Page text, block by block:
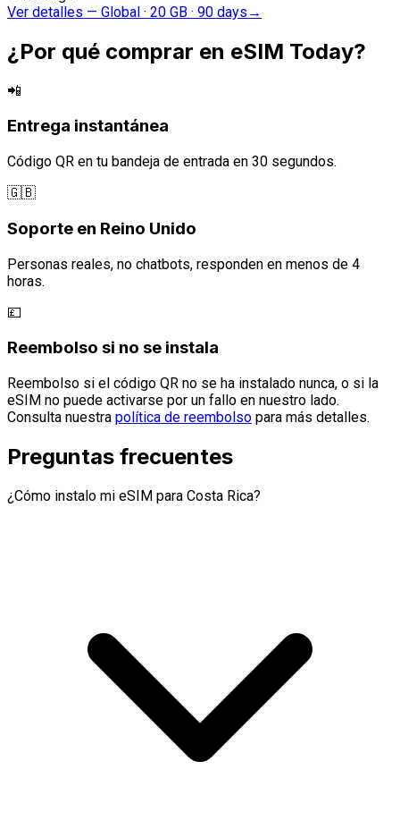
Ver detalles — Global · 20 GB · 90 days →
¿Por qué comprar en eSIM Today?
📲
Entrega instantánea
Código QR en tu bandeja de entrada en 30 segundos.
🇬🇧
Soporte en Reino Unido
Personas reales, no chatbots, responden en menos de 4
horas.
💷
Reembolso si no se instala
Reembolso si el código QR no se ha instalado nunca, o si la
eSIM no puede activarse por un fallo en nuestro lado.
Consulta nuestra política de reembolso para más detalles.
Preguntas frecuentes
¿Cómo instalo mi eSIM para Costa Rica?